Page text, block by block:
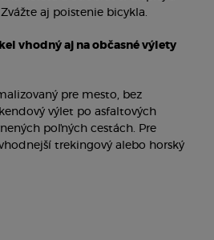
aj poistenie bicykla.
vhodný aj na občasné výlety
pre mesto, bez
výlet po asfaltových
poľných cestách. Pre
trekingový alebo horský